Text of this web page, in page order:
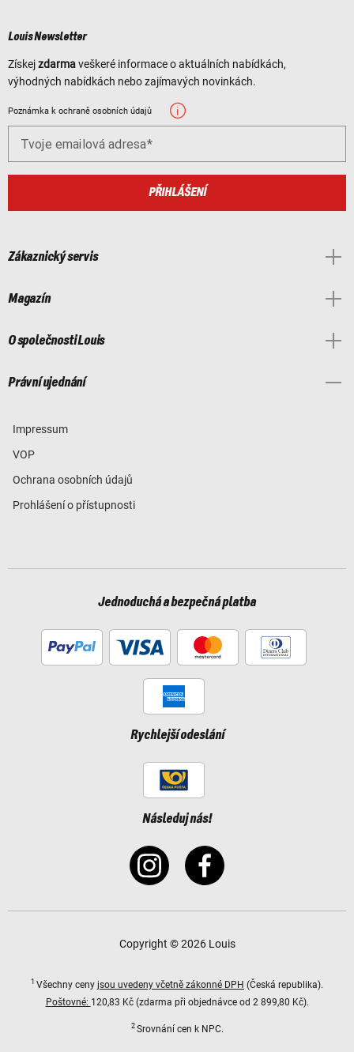
Louis Newsletter
Získejzdarmaveškeré informace o aktuálních nabídkách,
výhodných nabídkách nebo zajímavých novinkách.
Poznámka k ochraně osobních údajů
Tvoje emailová adresa
PŘIHLÁŠENÍ
Zákaznický servis
Magazín
O společnosti Louis
Právní ujednání
Impressum
VOP
Ochrana osobních údajů
Prohlášení o přístupnosti
Jednoduchá a bezpečná platba
Rychlejší odeslání
Následuj nás!
Copyright © 2026 Louis
1 Všechny ceny jsou uvedeny včetně zákonné DPH (Česká republika).
Poštovné: 120,83 Kč (zdarma při objednávce od 2 899,80 Kč).
2 Srovnání cen k NPC.